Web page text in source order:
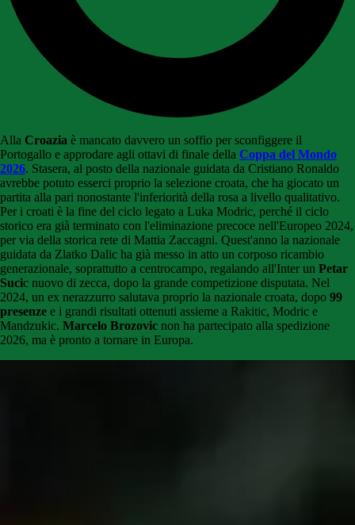
Alla Croazia è mancato davvero un soffio per sconfiggere il
Portogallo e approdare agli ottavi di finale della Coppa del Mondo
2026. Stasera, al posto della nazionale guidata da Cristiano Ronaldo
avrebbe potuto esserci proprio la selezione croata, che ha giocato un
partita alla pari nonostante l'inferiorità della rosa a livello qualitativo.
Per i croati è la fine del ciclo legato a Luka Modric, perché il ciclo
storico era già terminato con l'eliminazione precoce nell'Europeo 2024,
per via della storica rete di Mattia Zaccagni. Quest'anno la nazionale
guidata da Zlatko Dalic ha già messo in atto un corposo ricambio
generazionale, soprattutto a centrocampo, regalando all'Inter un Petar
Sucic nuovo di zecca, dopo la grande competizione disputata. Nel
2024, un ex nerazzurro salutava proprio la nazionale croata, dopo 99
presenze e i grandi risultati ottenuti assieme a Rakitic, Modric e
Mandzukic. Marcelo Brozovic non ha partecipato alla spedizione
2026, ma è pronto a tornare in Europa.